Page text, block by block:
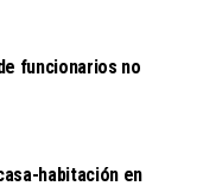
funcionarios no
habitación en